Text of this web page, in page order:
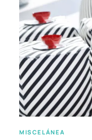
MISCELÁNEA